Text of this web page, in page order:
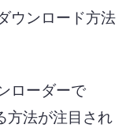
ウンロード方法
ローダーで
方法が注目され